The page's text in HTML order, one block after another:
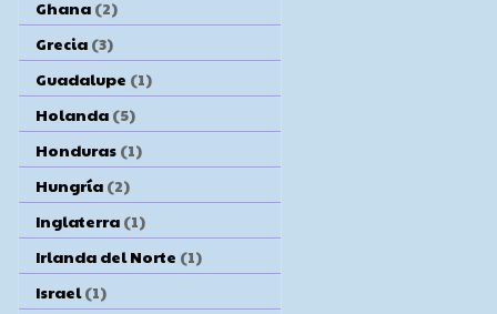
Ghana (2)
Grecia (3)
Guadalupe (1)
Holanda (5)
Honduras (1)
Hungría (2)
Inglaterra (1)
Irlanda del Norte (1)
Israel (1)